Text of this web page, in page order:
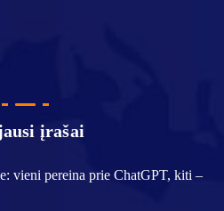
įrašai
vieni pereina prie ChatGPT, kiti –